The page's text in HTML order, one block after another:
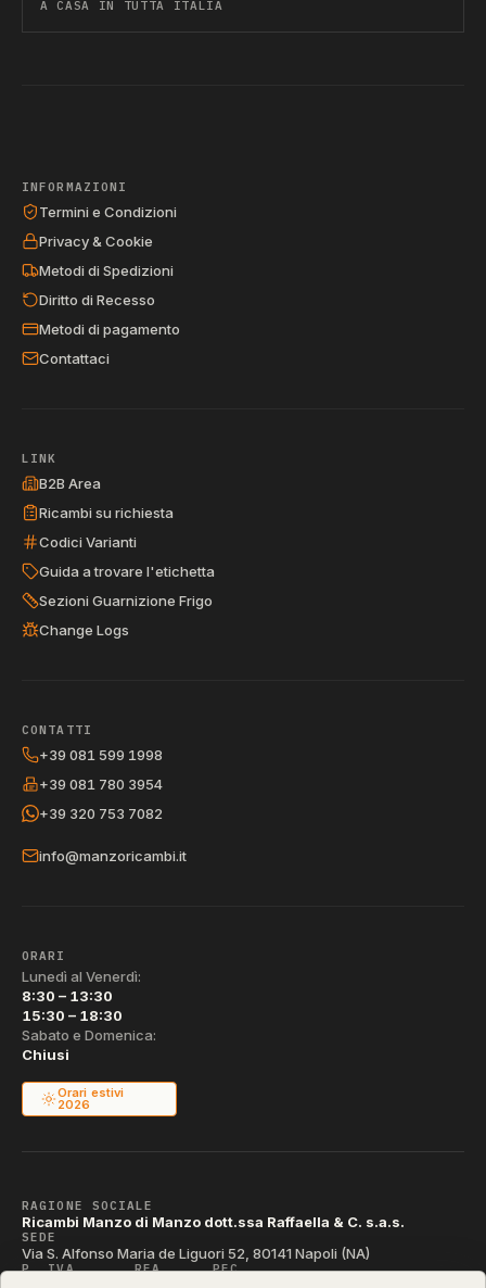
A CASA IN TUTTA ITALIA
INFORMAZIONI
Termini e Condizioni
Privacy & Cookie
Metodi di Spedizioni
Diritto di Recesso
Metodi di pagamento
Contattaci
LINK
B2B Area
Ricambi su richiesta
Codici Varianti
Guida a trovare l'etichetta
Sezioni Guarnizione Frigo
Change Logs
CONTATTI
+39 081 599 1998
+39 081 780 3954
+39 320 753 7082
info@manzoricambi.it
ORARI
Lunedì al Venerdì:
8:30 – 13:30
15:30 – 18:30
Sabato e Domenica:
Chiusi
Orari estivi
2026
RAGIONE SOCIALE
Ricambi Manzo di Manzo dott.ssa Raffaella & C. s.a.s.
SEDE
Via S. Alfonso Maria de Liguori 52, 80141 Napoli (NA)
P. IVA REA PEC